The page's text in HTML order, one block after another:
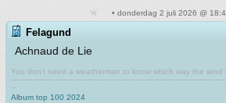
• donderdag 2 juli 2026 @
Felagund
Achnaud de Lie
You don't need a weatherman to know which way the wind
--
Album top 100 2024